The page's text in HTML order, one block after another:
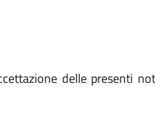
delle presenti